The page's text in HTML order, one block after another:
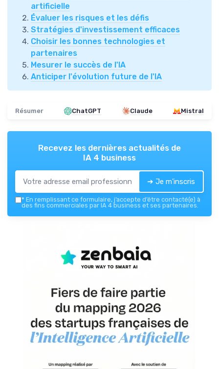
artificielle
Évaluer les risques et les défis
Stratégies d'investissement efficaces
Choisir les bonnes technologies et
partenaires
Mesurer le succès de l'IA
Anticiper l'évolution future de l'IA
Résumer ChatGPT Claude Mistral
Recevez les dernières actualités de
IA 4 business
➔ Je m'inscris
* En remplissant ce formulaire, j’accepte d’être contacté(e) à
des fins commerciales par IA 4 business et ses partenaires.